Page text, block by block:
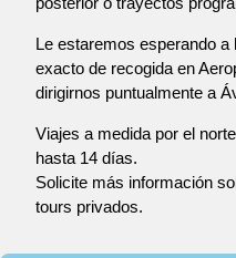
Le estaremos esperando a
exacto de recogida en
dirigirnos puntualmente a
Viajes a medida por el
hasta 14 días.
Solicite más información
tours privados.